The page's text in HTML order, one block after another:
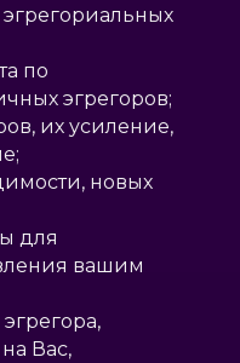
по
эгрегоров;
их усиление,
новых
для
вашим
Вас,